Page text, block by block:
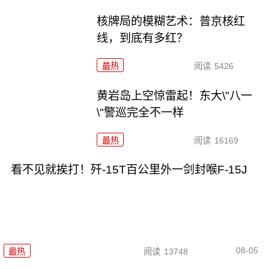
核牌局的模糊艺术：普京核红
线，到底有多红？
最热 阅读 5426
黄岩岛上空惊雷起！东大\"八一
\"警巡完全不一样
最热 阅读 16169
看不见就挨打！歼-15T百公里外一剑封喉F-15J
最热 阅读 13748 08-05